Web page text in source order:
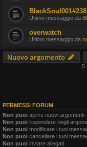
Ultimo messaggio da
overwatch
Ultimo messaggio da
Nuovo argomento
5
PERMESSI FORUM
Non puoi aprire nuovi argomenti
Non puoi rispondere negli
Non puoi modificare i tuoi
Non puoi cancellare i tuoi
Non puoi inviare allegati